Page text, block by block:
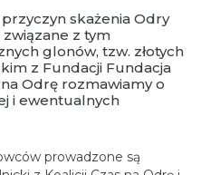
skażenia Odry
z tym
glonów, tzw. złotych
z Fundacji Fundacja
Odrę rozmawiamy o
i ewentualnych
prowadzone są